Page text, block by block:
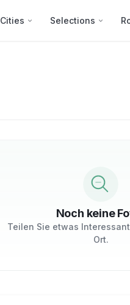
Cities Selections
Noch keine
Teilen Sie etwas
Ort.